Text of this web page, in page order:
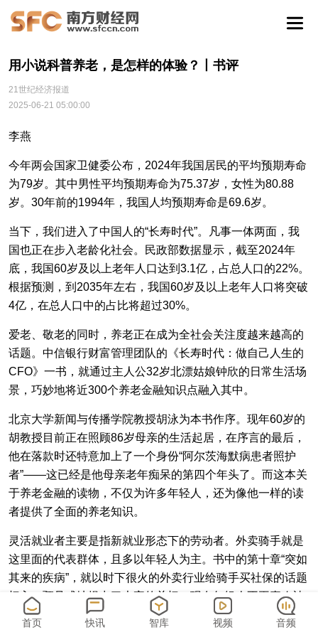
用小说科普养老，是怎样的体验？丨书评
21世纪经济报道
2025-06-21 05:00:00
李燕
今年两会国家卫健委公布，2024年我国居民的平均预期寿命
为79岁‌。其中男性平均预期寿命为75.37岁，女性为80.88
岁‌。30年前的1994年，我国人均预期寿命是69.6岁。
当下，我们进入了中国人的“长寿时代”。凡事一体两面，我
国也正在步入老龄化社会。民政部数据显示，截至2024年
底，我国60岁及以上老年人口达到3.1亿，占总人口的22%。
根据预测，到2035年左右，我国60岁及以上老年人口将突破
4亿，在总人口中的占比将超过30%。
爱老、敬老的同时，养老正在成为全社会关注度越来越高的
话题。中信银行财富管理团队的《长寿时代：做自己人生的
CFO》一书，就通过主人公32岁北漂姑娘钟欣的日常生活场
景，巧妙地将近300个养老金融知识点融入其中。
北京大学新闻与传播学院教授胡泳为本书作序。现年60岁的
胡教授目前正在照顾86岁母亲的生活起居，在序言的最后，
他在落款时还特意加上了一个身份“阿尔茨海默病患者照护
者”——这已经是他母亲老年痴呆的第四个年头了。而这本关
于养老金融的读物，不仅为许多年轻人，还为像他一样的读
者提供了全面的养老知识。
灵活就业者主要是指新就业形态下的劳动者。外卖骑手就是
这里面的代表群体，且多以年轻人为主。书中的第十章“突如
其来的疾病”，就以时下很火的外卖行业给骑手买社保的话题
切入，预见式地提出了大家的关切：现在年轻人不再喜欢被
绑定在某一个工作单位或者平台而选择了灵活就业，那么医
首页 快讯 智库 视频 音频